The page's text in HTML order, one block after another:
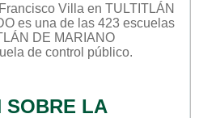
Villa en TULTITLÁN
es una de las 423 escuelas
DE MARIANO
de control público.
SOBRE LA